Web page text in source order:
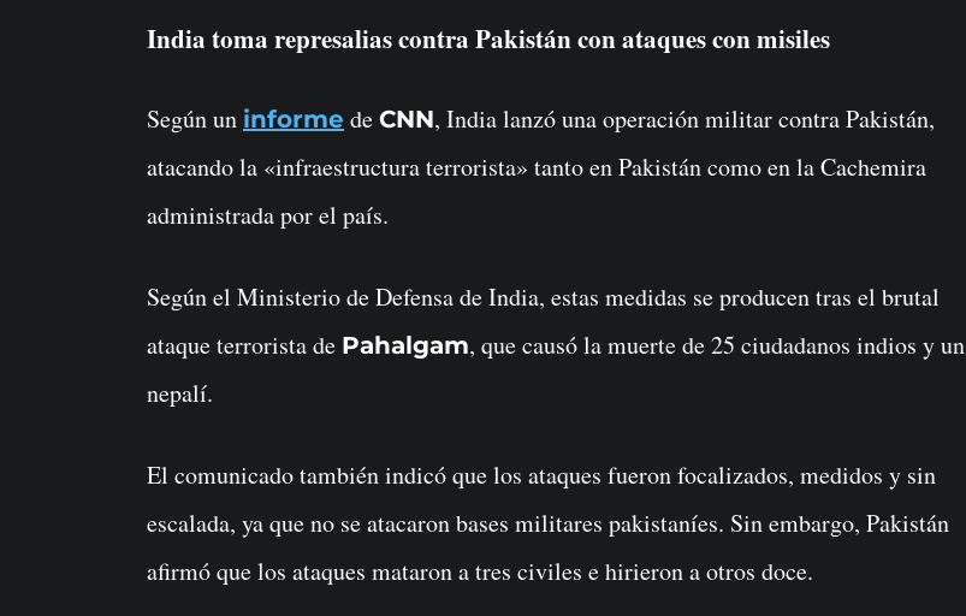
India toma represalias contra Pakistán con ataques con misiles
Según un informe de CNN, India lanzó una operación militar contra Pakistán,
atacando la «infraestructura terrorista» tanto en Pakistán como en la Cachemira
administrada por el país.
Según el Ministerio de Defensa de India, estas medidas se producen tras el brutal
ataque terrorista de Pahalgam, que causó la muerte de 25 ciudadanos indios y un
nepalí.
El comunicado también indicó que los ataques fueron focalizados, medidos y sin
escalada, ya que no se atacaron bases militares pakistaníes. Sin embargo, Pakistán
afirmó que los ataques mataron a tres civiles e hirieron a otros doce.